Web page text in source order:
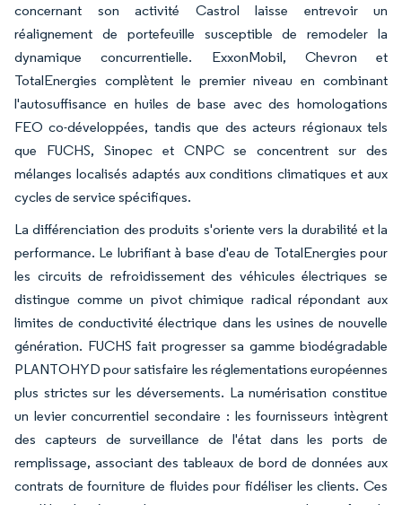
concernant son activité Castrol laisse entrevoir un
réalignement de portefeuille susceptible de remodeler la
dynamique concurrentielle. ExxonMobil, Chevron et
TotalEnergies complètent le premier niveau en combinant
l'autosuffisance en huiles de base avec des homologations
FEO co-développées, tandis que des acteurs régionaux tels
que FUCHS, Sinopec et CNPC se concentrent sur des
mélanges localisés adaptés aux conditions climatiques et aux
cycles de service spécifiques.
La différenciation des produits s'oriente vers la durabilité et la
performance. Le lubrifiant à base d'eau de TotalEnergies pour
les circuits de refroidissement des véhicules électriques se
distingue comme un pivot chimique radical répondant aux
limites de conductivité électrique dans les usines de nouvelle
génération. FUCHS fait progresser sa gamme biodégradable
PLANTOHYD pour satisfaire les réglementations européennes
plus strictes sur les déversements. La numérisation constitue
un levier concurrentiel secondaire : les fournisseurs intègrent
des capteurs de surveillance de l'état dans les ports de
remplissage, associant des tableaux de bord de données aux
contrats de fourniture de fluides pour fidéliser les clients. Ces